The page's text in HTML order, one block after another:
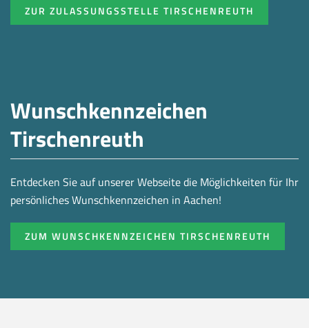
ZUR ZULASSUNGSSTELLE TIRSCHENREUTH
Wunschkennzeichen
Tirschenreuth
Entdecken Sie auf unserer Webseite die Möglichkeiten für Ihr
persönliches Wunschkennzeichen in Aachen!
ZUM WUNSCHKENNZEICHEN TIRSCHENREUTH